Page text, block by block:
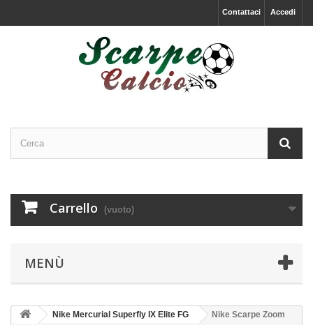
Accedi
Contattaci
Carrello (vuoto)
MENÙ
Nike Mercurial Superfly IX Elite FG
Nike Scarpe Zoom